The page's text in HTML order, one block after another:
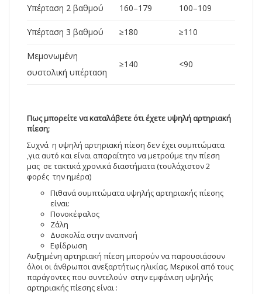
Υπέρταση 2 βαθμού 160–179 100–109
Υπέρταση 3 βαθμού ≥180 ≥110
Μεμονωμένη
συστολική υπέρταση
≥140 <90
Πως μπορείτε να καταλάβετε ότι έχετε υψηλή αρτηριακή
πίεση;
Συχνά η υψηλή αρτηριακή πίεση δεν έχει συμπτώματα
,για αυτό και είναι απαραίτητο να μετρούμε την πίεση
μας σε τακτικά χρονικά διαστήματα (τουλάχιστον 2
φορές την ημέρα)
Πιθανά συμπτώματα υψηλής αρτηριακής πίεσης
είναι:
Πονοκέφαλος
Ζάλη
Δυσκολία στην αναπνοή
Εφίδρωση
Αυξημένη αρτηριακή πίεση μπορούν να παρουσιάσουν
όλοι οι άνθρωποι ανεξαρτήτως ηλικίας. Μερικοί από τους
παράγοντες που συντελούν στην εμφάνιση υψηλής
αρτηριακής πίεσης είναι :